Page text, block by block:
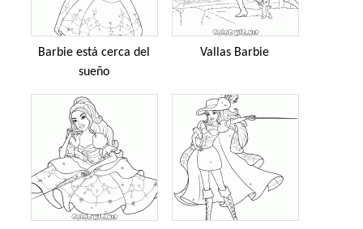
Barbie está cerca del
sueño
Vallas Barbie